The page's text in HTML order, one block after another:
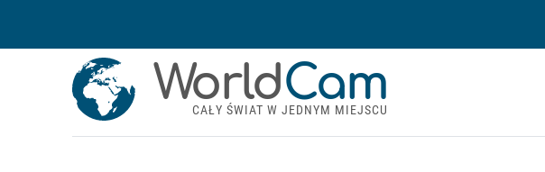
WorldCam
CAŁY ŚWIAT W JEDNYM MIEJSCU